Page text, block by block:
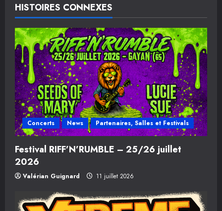
a
t
i
o
n
d
’
a
r
t
HISTOIRES CONNEXES
Concerts News Partenaires, Salles et Festivals
Festival RIFF’N’RUMBLE – 25/26 juillet
2026
Valérian Guignard 11 juillet 2026